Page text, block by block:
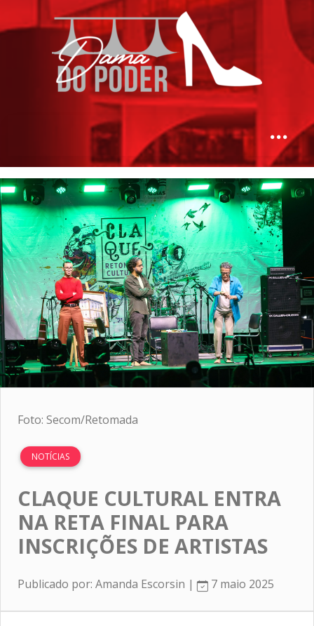
Foto: Secom/Retomada
NOTÍCIAS
CLAQUE CULTURAL ENTRA
NA RETA FINAL PARA
INSCRIÇÕES DE ARTISTAS
Publicado por: Amanda Escorsin | 7 maio 2025